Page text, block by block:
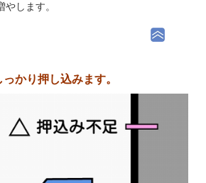
します。
かり押し込みます。